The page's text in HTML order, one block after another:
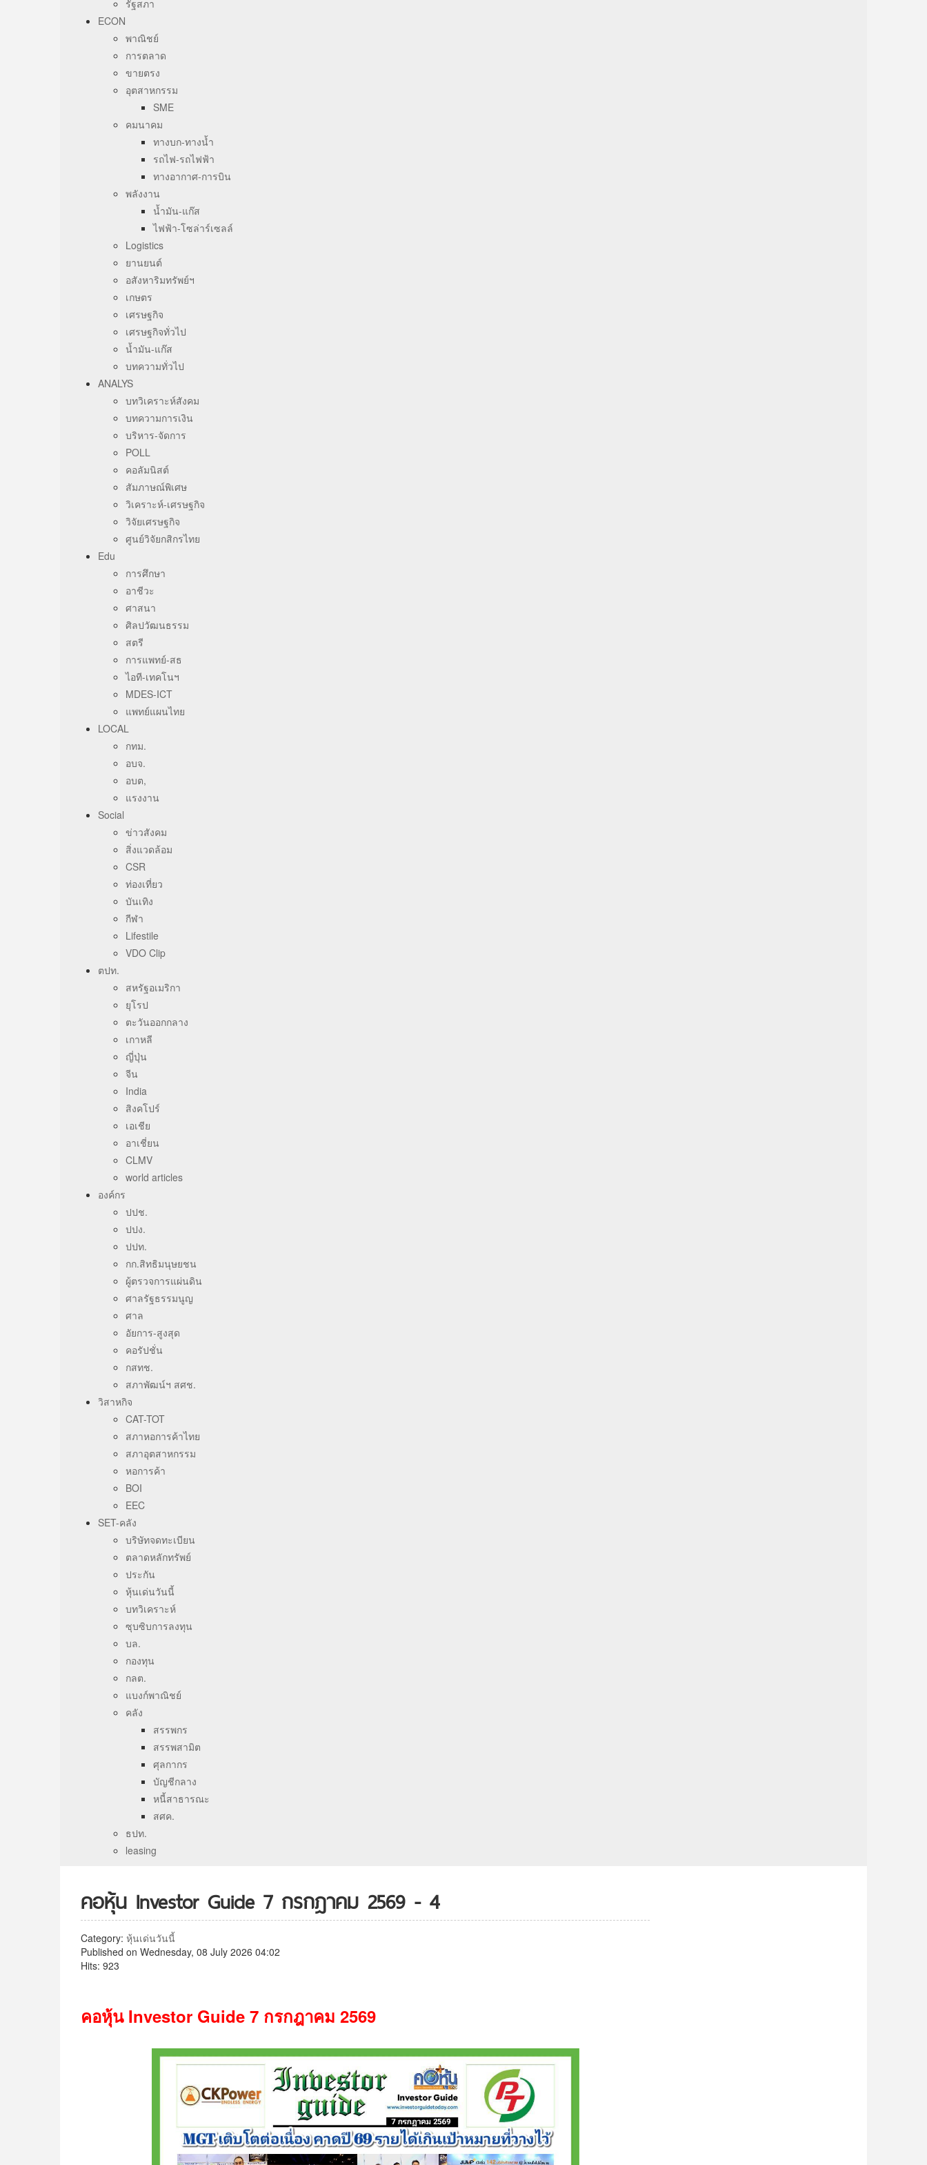
รัฐสภา
ECON
พาณิชย์
การตลาด
ขายตรง
อุตสาหกรรม
SME
คมนาคม
ทางบก-ทางน้ำ
รถไฟ-รถไฟฟ้า
ทางอากาศ-การบิน
พลังงาน
น้ำมัน-แก๊ส
ไฟฟ้า-โซล่าร์เซลล์
Logistics
ยานยนต์
อสังหาริมทรัพย์ฯ
เกษตร
เศรษฐกิจ
เศรษฐกิจทั่วไป
น้ำมัน-แก๊ส
บทความทั่วไป
ANALYS
บทวิเคราะห์สังคม
บทความการเงิน
บริหาร-จัดการ
POLL
คอลัมนิสต์
สัมภาษณ์พิเศษ
วิเคราะห์-เศรษฐกิจ
วิจัยเศรษฐกิจ
ศูนย์วิจัยกสิกรไทย
Edu
การศึกษา
อาชีวะ
ศาสนา
ศิลปวัฒนธรรม
สตรี
การแพทย์-สธ
ไอที-เทคโนฯ
MDES-ICT
แพทย์แผนไทย
LOCAL
กทม.
อบจ.
อบต,
แรงงาน
Social
ข่าวสังคม
สิ่งแวดล้อม
CSR
ท่องเที่ยว
บันเทิง
กีฬา
Lifestile
VDO Clip
ตปท.
สหรัฐอเมริกา
ยุโรป
ตะวันออกกลาง
เกาหลี
ญี่ปุ่น
จีน
India
สิงคโปร์
เอเชีย
อาเชี่ยน
CLMV
world articles
องค์กร
ปปช.
ปปง.
ปปท.
กก.สิทธิมนุษยชน
ผู้ตรวจการแผ่นดิน
ศาลรัฐธรรมนูญ
ศาล
อัยการ-สูงสุด
คอรัปชั่น
กสทช.
สภาพัฒน์ฯ สศช.
วิสาหกิจ
CAT-TOT
สภาหอการค้าไทย
สภาอุตสาหกรรม
หอการค้า
BOI
EEC
SET-คลัง
บริษัทจดทะเบียน
ตลาดหลักทรัพย์
ประกัน
หุ้นเด่นวันนี้
บทวิเคราะห์
ซุบซิบการลงทุน
บล.
กองทุน
กลต.
แบงก์พาณิชย์
คลัง
สรรพกร
สรรพสามิต
ศุลกากร
บัญชีกลาง
หนี้สาธารณะ
สศค.
ธปท.
leasing
คอหุ้น Investor Guide 7 กรกฎาคม 2569 - 4
Category: หุ้นเด่นวันนี้
Published on Wednesday, 08 July 2026 04:02
Hits: 923
คอหุ้นInvestor Guide 7 กรกฎาคม 2569